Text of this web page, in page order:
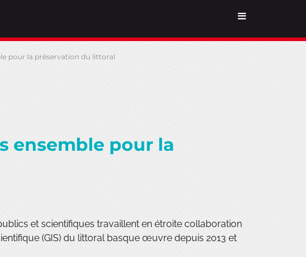
pour la préservation du littoral
ensemble pour la
et scientifiques travaillent en étroite collaboration
(GIS) du littoral basque œuvre depuis 2013 et